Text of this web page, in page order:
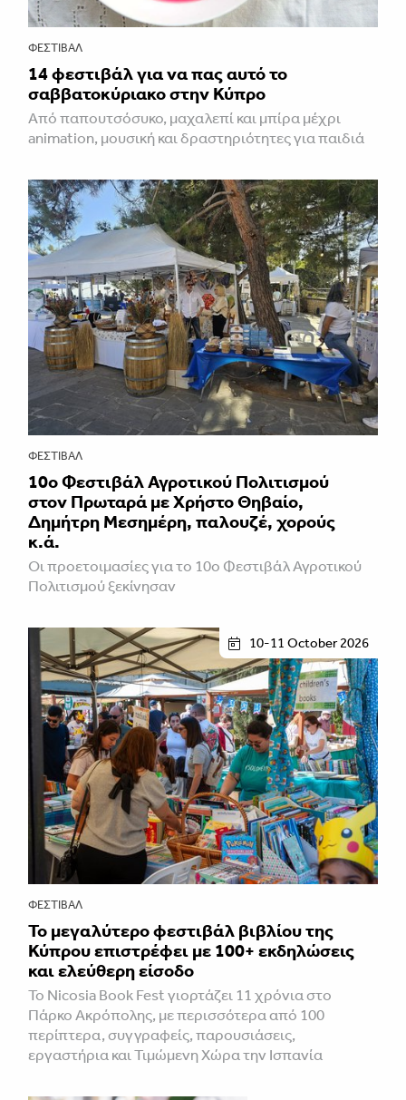
ΦΕΣΤΙΒΑΛ
14 φεστιβάλ για να πας αυτό το
σαββατοκύριακο στην Κύπρο
Από παπουτσόσυκο, μαχαλεπί και μπίρα μέχρι
animation, μουσική και δραστηριότητες για παιδιά
ΦΕΣΤΙΒΑΛ
10ο Φεστιβάλ Αγροτικού Πολιτισμού
στον Πρωταρά με Χρήστο Θηβαίο,
Δημήτρη Μεσημέρη, παλουζέ, χορούς
κ.ά.
Οι προετοιμασίες για το 10ο Φεστιβάλ Αγροτικού
Πολιτισμού ξεκίνησαν
10-11 October 2026
ΦΕΣΤΙΒΑΛ
Το μεγαλύτερο φεστιβάλ βιβλίου της
Κύπρου επιστρέφει με 100+ εκδηλώσεις
και ελεύθερη είσοδο
Το Nicosia Book Fest γιορτάζει 11 χρόνια στο
Πάρκο Ακρόπολης, με περισσότερα από 100
περίπτερα, συγγραφείς, παρουσιάσεις,
εργαστήρια και Τιμώμενη Χώρα την Ισπανία